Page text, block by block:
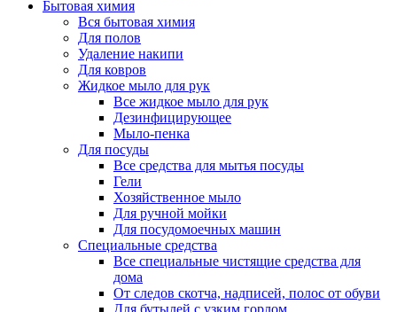
Бытовая химия
Вся бытовая химия
Для полов
Удаление накипи
Для ковров
Жидкое мыло для рук
Все жидкое мыло для рук
Дезинфицирующее
Мыло-пенка
Для посуды
Все средства для мытья посуды
Гели
Хозяйственное мыло
Для ручной мойки
Для посудомоечных машин
Специальные средства
Все специальные чистящие средства для
дома
От следов скотча, надписей, полос от обуви
Для бутылей с узким горлом